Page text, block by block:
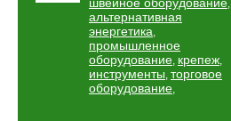
,
альтернативная
энергетика,
промышленное
оборудование, крепеж,
инструменты, торговое
оборудование,